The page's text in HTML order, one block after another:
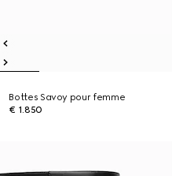
Bottes Savoy pour femme
€ 1.850